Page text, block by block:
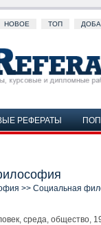
НОВОЕ ТОП
РЕФЕРАТЫ
>> Социальная
среда, общество,